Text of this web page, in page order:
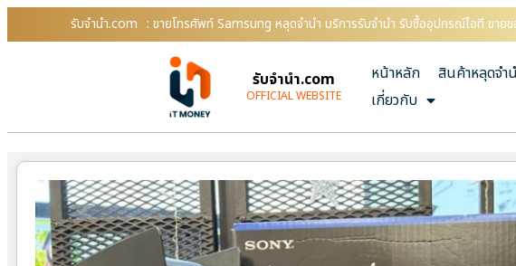
รับจํานํา.com : ขายโทรศัพท์ Samsung หลุดจำนำ บริการรับจำนำ รับซื้ออุปกรณ์ไอที ขาย
รับจํานํา.com
OFFICIAL WEBSITE
หน้าหลัก สินค้าหลุดจำ
เกี่ยวกับ